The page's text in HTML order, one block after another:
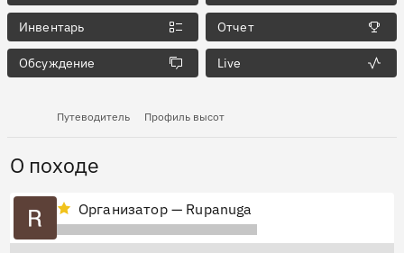
Инвентарь Отчет
Обсуждение Live
Путеводитель Профиль высот
О походе
Организатор — Rupanuga